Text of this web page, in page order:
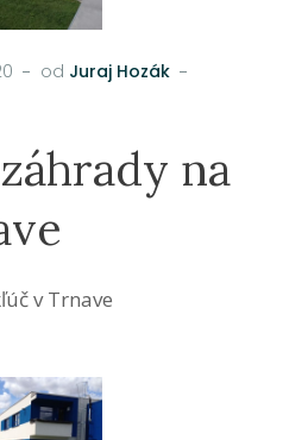
od Juraj Hozák
na
v Trnave